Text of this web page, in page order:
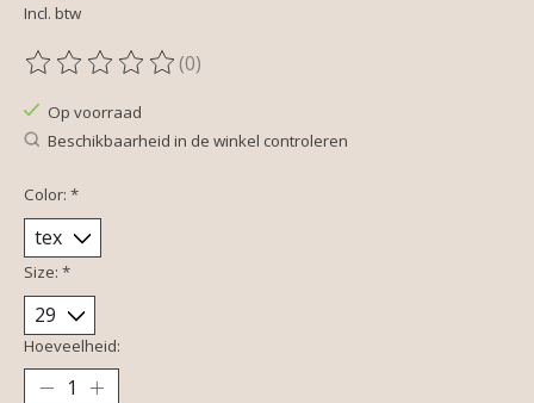
Incl. btw
De beoordeling van dit product is
(0)
Op voorraad
Beschikbaarheid in de winkel controleren
Color: *
Size: *
Hoeveelheid: